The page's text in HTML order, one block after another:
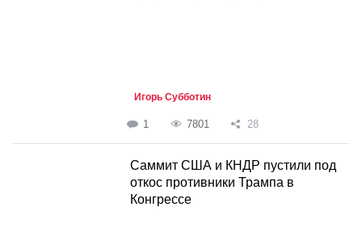
Игорь Субботин
1 7801 28
Саммит США и КНДР пустили под
откос противники Трампа в
Конгрессе